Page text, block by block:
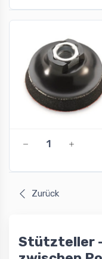
Zurück
Stützteller